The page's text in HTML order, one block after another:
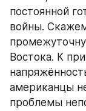
постоянной
войны.
Востока. К
американцы
проблемы